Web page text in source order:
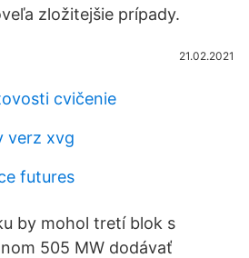
zložitejšie prípady.
21.02.2021
cvičenie
verz xvg
futures
by mohol tretí blok s
505 MW dodávať